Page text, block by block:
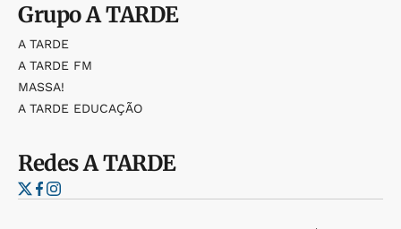
GrupoA TARDE
A TARDE
A TARDE FM
MASSA!
A TARDE EDUCAÇÃO
RedesA TARDE